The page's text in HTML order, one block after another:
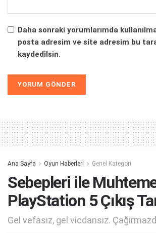
Daha sonraki yorumlarımda
posta adresim ve site adresim bu
kaydedilsin.
Ana Sayfa Oyun Haberleri Genel Kategori
Sebepleri ile
PlayStation 5 Çıkış
Gel vefasız, gel vicdansız.